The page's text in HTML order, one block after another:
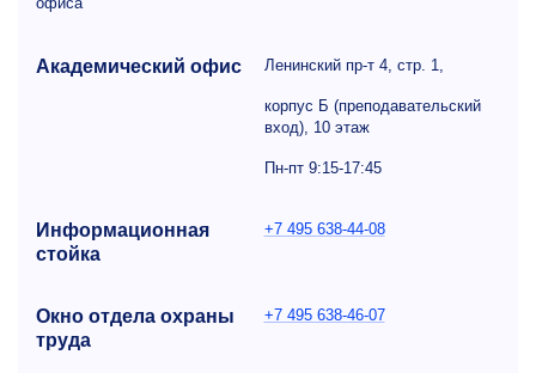
Академический офис Ленинский пр-т 4, стр. 1,
корпус Б (преподавательский
вход), 10 этаж
Пн-пт 9:15-17:45
Информационная
стойка
+7 495 638-44-08
Окно отдела охраны
труда
+7 495 638-46-07